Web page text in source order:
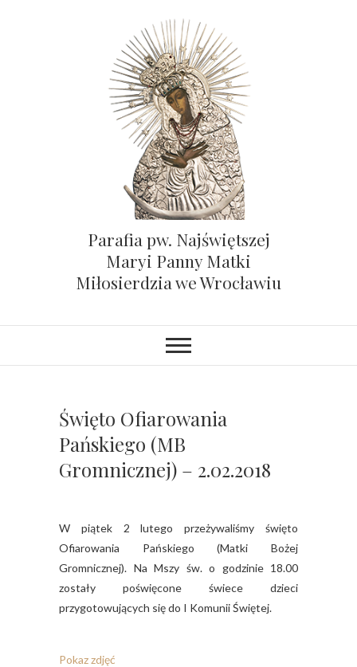
Parafia pw. Najświętszej
Maryi Panny Matki
Miłosierdzia we Wrocławiu
Święto Ofiarowania
Pańskiego (MB
Gromnicznej) – 2.02.2018
W piątek 2 lutego przeżywaliśmy święto
Ofiarowania Pańskiego (Matki Bożej
Gromnicznej). Na Mszy św. o godzinie 18.00
zostały poświęcone świece dzieci
przygotowujących się do I Komunii Świętej.
Pokaz zdjęć